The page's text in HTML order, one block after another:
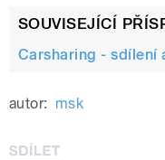
SOUVISEJÍCÍ
Carsharing - sdílení
autor: msk